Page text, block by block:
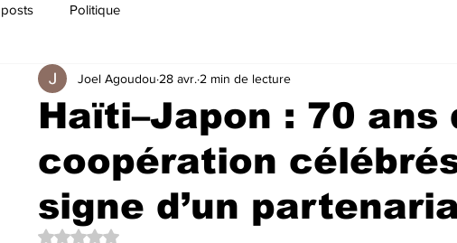
Politique
Haïti–Japon : 70 ans
coopération
signe d’un
Joel Agoudou 28 avr. 2 min de lecture
Noté NaN étoiles sur 5.